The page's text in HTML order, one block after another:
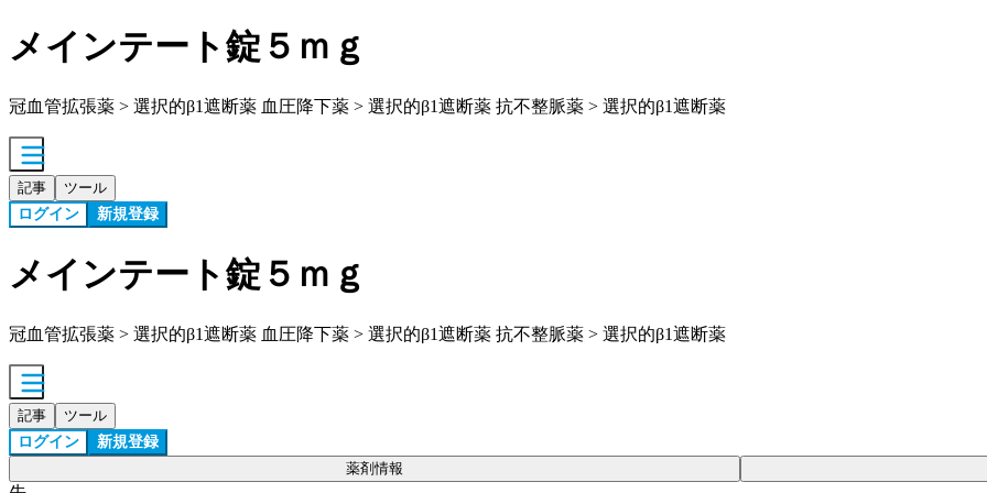
メインテート錠５ｍｇ
冠血管拡張薬 > 選択的β1遮断薬 血圧降下薬 > 選択的β1遮断薬 抗不整脈薬 > 選択的β1遮断薬
記事 ツール
ログイン 新規登録
メインテート錠５ｍｇ
冠血管拡張薬 > 選択的β1遮断薬 血圧降下薬 > 選択的β1遮断薬 抗不整脈薬 > 選択的β1遮断薬
記事 ツール
ログイン 新規登録
薬剤情報